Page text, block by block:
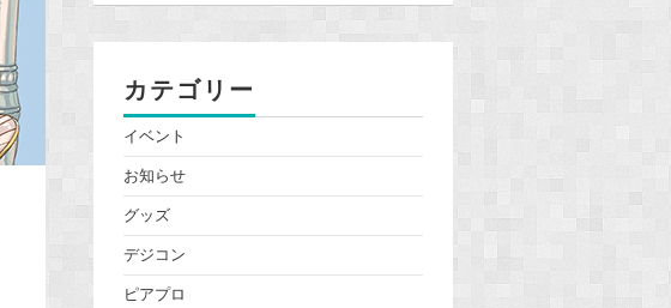
カテゴリー
イベント
お知らせ
グッズ
デジコン
ピアプロ